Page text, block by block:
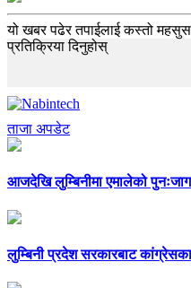
यो खबर पढेर तपाईलाई कस्तो
प्रतिक्रिया दिनुहोस्
ताजा अपडेट
आजदेखि लुम्बिनीमा एमालेको
लुम्बिनी प्रदेश सरकारबाट